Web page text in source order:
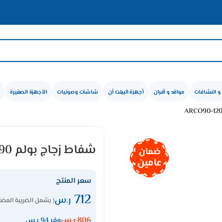
النشافات مواقد و أفران أجهزة البيلت أن شاشات وصوتيات الأجهزة الصغيرة
ضمان
عامين
شفاط زجاج بولم 90 سم – ستيل ARCO90-1200
سعر المنتج
712 ر.س( يشمل الضريبة